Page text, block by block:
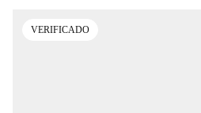
VERIFICADO